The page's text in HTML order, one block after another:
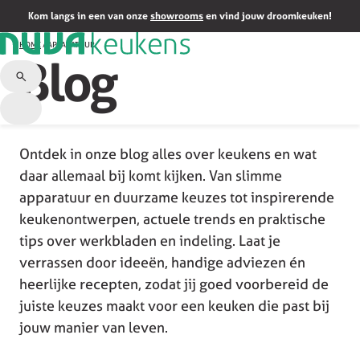
Kom langs in een van onze showrooms en vind jouw droomkeuken!
HOME/ APPARATUUR
Blog
Ontdek in onze blog alles over keukens en wat
daar allemaal bij komt kijken. Van slimme
apparatuur en duurzame keuzes tot inspirerende
keukenontwerpen, actuele trends en praktische
tips over werkbladen en indeling. Laat je
verrassen door ideeën, handige adviezen én
heerlijke recepten, zodat jij goed voorbereid de
juiste keuzes maakt voor een keuken die past bij
jouw manier van leven.